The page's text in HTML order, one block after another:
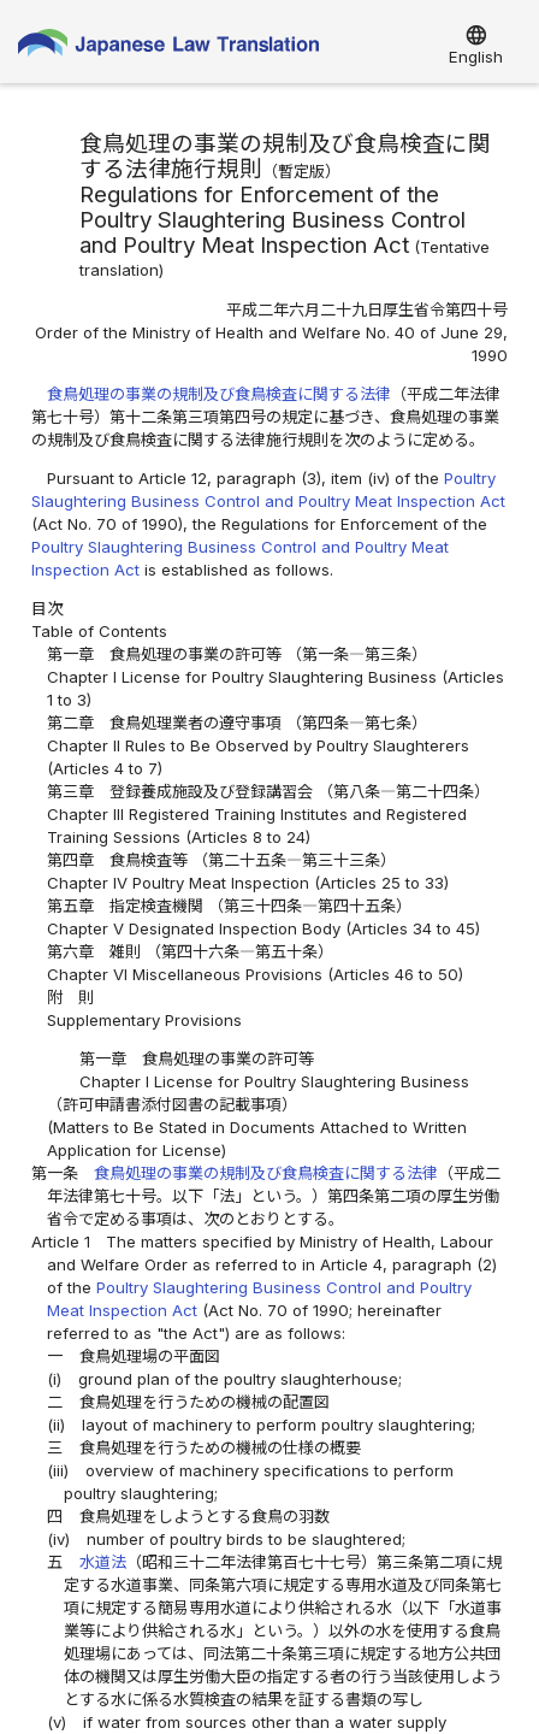
language
English
食鳥処理の事業の規制及び食鳥検査に関
する法律施行規則
（暫定版）
Regulations for Enforcement of the
Poultry Slaughtering Business Control
and Poultry Meat Inspection Act(Tentative
translation)
平成二年六月二十九日厚生省令第四十号
Order of the Ministry of Health and Welfare No. 40 of June 29,
1990
食鳥処理の事業の規制及び食鳥検査に関する法律 （平成二年法律
第七十号）第十二条第三項第四号の規定に基づき、食鳥処理の事業
の規制及び食鳥検査に関する法律施行規則を次のように定める。
Pursuant to Article 12, paragraph (3), item (iv) of thePoultry
Slaughtering Business Control and Poultry Meat Inspection Act
(Act No. 70 of 1990), the Regulations for Enforcement of the
Poultry Slaughtering Business Control and Poultry Meat
Inspection Act is established as follows.
目次
Table of Contents
第一章 食鳥処理の事業の許可等 （第一条―第三条）
Chapter I License for Poultry Slaughtering Business (Articles
1 to 3)
第二章 食鳥処理業者の遵守事項 （第四条―第七条）
Chapter II Rules to Be Observed by Poultry Slaughterers
(Articles 4 to 7)
第三章 登録養成施設及び登録講習会 （第八条―第二十四条）
Chapter III Registered Training Institutes and Registered
Training Sessions (Articles 8 to 24)
第四章 食鳥検査等 （第二十五条―第三十三条）
Chapter IV Poultry Meat Inspection (Articles 25 to 33)
第五章 指定検査機関 （第三十四条―第四十五条）
Chapter V Designated Inspection Body (Articles 34 to 45)
第六章 雑則 （第四十六条―第五十条）
Chapter VI Miscellaneous Provisions (Articles 46 to 50)
附 則
Supplementary Provisions
第一章 食鳥処理の事業の許可等
Chapter I License for Poultry Slaughtering Business
（許可申請書添付図書の記載事項）
(Matters to Be Stated in Documents Attached to Written
Application for License)
第一条
食鳥処理の事業の規制及び食鳥検査に関する法律 （平成二
年法律第七十号。以下「法」という。）第四条第二項の厚生労働
省令で定める事項は、次のとおりとする。
Article 1
The matters specified by Ministry of Health, Labour
and Welfare Order as referred to in Article 4, paragraph (2)
of thePoultry Slaughtering Business Control and Poultry
Meat Inspection Act (Act No. 70 of 1990; hereinafter
referred to as "the Act") are as follows:
一
食鳥処理場の平面図
(i)
ground plan of the poultry slaughterhouse;
二
食鳥処理を行うための機械の配置図
(ii)
layout of machinery to perform poultry slaughtering;
三
食鳥処理を行うための機械の仕様の概要
(iii)
overview of machinery specifications to perform
poultry slaughtering;
四
食鳥処理をしようとする食鳥の羽数
(iv)
number of poultry birds to be slaughtered;
五
水道法（昭和三十二年法律第百七十七号）第三条第二項に規
定する水道事業、同条第六項に規定する専用水道及び同条第七
項に規定する簡易専用水道により供給される水（以下「水道事
業等により供給される水」という。）以外の水を使用する食鳥
処理場にあっては、同法第二十条第三項に規定する地方公共団
体の機関又は厚生労働大臣の指定する者の行う当該使用しよう
とする水に係る水質検査の結果を証する書類の写し
(v)
if water from sources other than a water supply